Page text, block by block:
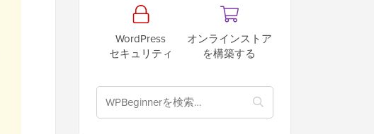
WordPress
セキュリティ
オンラインストア
を構築する